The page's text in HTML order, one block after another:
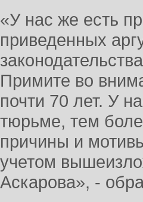
«У нас же есть
приведенных
Примите во
почти 70 лет. У
тюрьме, тем
причины и
учетом
Аскарова», -